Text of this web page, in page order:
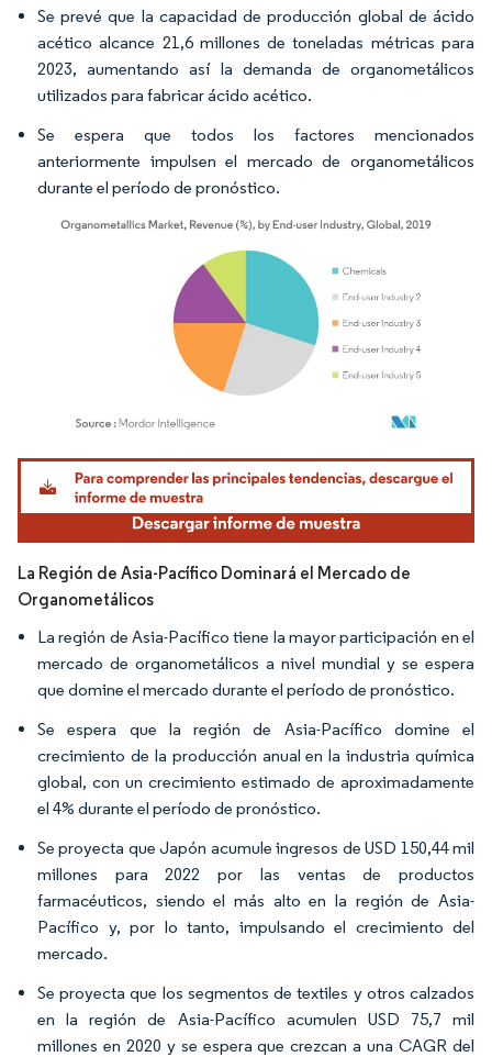
Se prevé que la capacidad de producción global de ácido
acético alcance 21,6 millones de toneladas métricas para
2023, aumentando así la demanda de organometálicos
utilizados para fabricar ácido acético.
Se espera que todos los factores mencionados
anteriormente impulsen el mercado de organometálicos
durante el período de pronóstico.
Imagen © Mordor Intelligence. El uso requiere atribución según CC BY 4.0.
La Región de Asia-Pacífico Dominará el Mercado de
Organometálicos
La región de Asia-Pacífico tiene la mayor participación en el
mercado de organometálicos a nivel mundial y se espera
que domine el mercado durante el período de pronóstico.
Se espera que la región de Asia-Pacífico domine el
crecimiento de la producción anual en la industria química
global, con un crecimiento estimado de aproximadamente
el 4% durante el período de pronóstico.
Se proyecta que Japón acumule ingresos de USD 150,44 mil
millones para 2022 por las ventas de productos
farmacéuticos, siendo el más alto en la región de Asia-
Pacífico y, por lo tanto, impulsando el crecimiento del
mercado.
Se proyecta que los segmentos de textiles y otros calzados
en la región de Asia-Pacífico acumulen USD 75,7 mil
millones en 2020 y se espera que crezcan a una CAGR del